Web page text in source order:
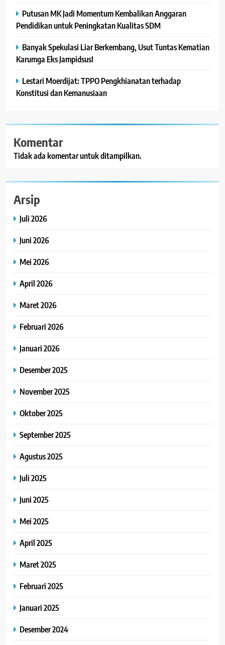
Putusan MK Jadi Momentum Kembalikan Anggaran
Pendidikan untuk Peningkatan Kualitas SDM
Banyak Spekulasi Liar Berkembang, Usut Tuntas Kematian
Karumga Eks Jampidsus!
Lestari Moerdijat: TPPO Pengkhianatan terhadap
Konstitusi dan Kemanusiaan
Komentar
Tidak ada komentar untuk ditampilkan.
Arsip
Juli 2026
Juni 2026
Mei 2026
April 2026
Maret 2026
Februari 2026
Januari 2026
Desember 2025
November 2025
Oktober 2025
September 2025
Agustus 2025
Juli 2025
Juni 2025
Mei 2025
April 2025
Maret 2025
Februari 2025
Januari 2025
Desember 2024